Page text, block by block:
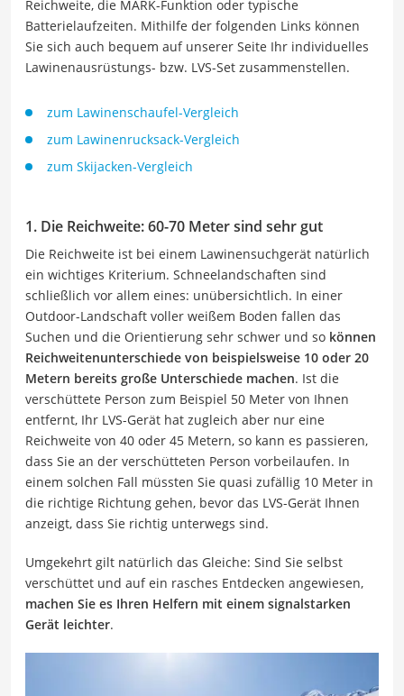
Reichweite, die MARK-Funktion oder typische
Batterielaufzeiten. Mithilfe der folgenden Links können
Sie sich auch bequem auf unserer Seite Ihr individuelles
Lawinenausrüstungs- bzw. LVS-Set zusammenstellen.
zum Lawinenschaufel-Vergleich
zum Lawinenrucksack-Vergleich
zum Skijacken-Vergleich
1. Die Reichweite: 60-70 Meter sind sehr gut
Die Reichweite ist bei einem Lawinensuchgerät natürlich
ein wichtiges Kriterium. Schneelandschaften sind
schließlich vor allem eines: unübersichtlich. In einer
Outdoor-Landschaft voller weißem Boden fallen das
Suchen und die Orientierung sehr schwer und so können
Reichweitenunterschiede von beispielsweise 10 oder 20
Metern bereits große Unterschiede machen. Ist die
verschüttete Person zum Beispiel 50 Meter von Ihnen
entfernt, Ihr LVS-Gerät hat zugleich aber nur eine
Reichweite von 40 oder 45 Metern, so kann es passieren,
dass Sie an der verschütteten Person vorbeilaufen. In
einem solchen Fall müssten Sie quasi zufällig 10 Meter in
die richtige Richtung gehen, bevor das LVS-Gerät Ihnen
anzeigt, dass Sie richtig unterwegs sind.
Umgekehrt gilt natürlich das Gleiche: Sind Sie selbst
verschüttet und auf ein rasches Entdecken angewiesen,
machen Sie es Ihren Helfern mit einem signalstarken
Gerät leichter.